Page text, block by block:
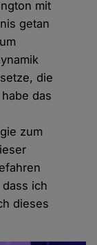
mit
getan
die
das
zum
ich
dieses